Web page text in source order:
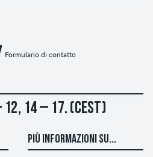
Formulario di contatto
14 – 17. (CEST)
PIÙ INFORMAZIONI SU...